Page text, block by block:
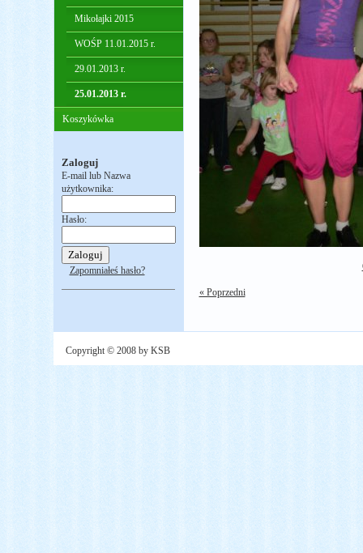
Mikołajki 2015
WOŚP 11.01.2015 r.
29.01.2013 r.
25.01.2013 r.
Koszykówka
Zaloguj
E-mail lub Nazwa
użytkownika:
Hasło:
Zapomniałeś hasło?
« Poprzedni
Copyright © 2008 by KSB